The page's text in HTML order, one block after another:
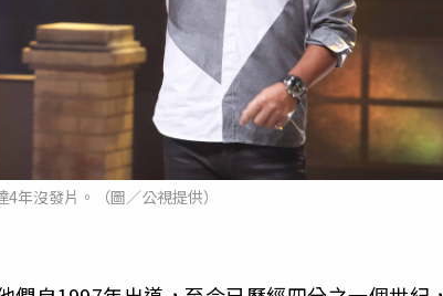
年沒發片。（圖／公視提供）